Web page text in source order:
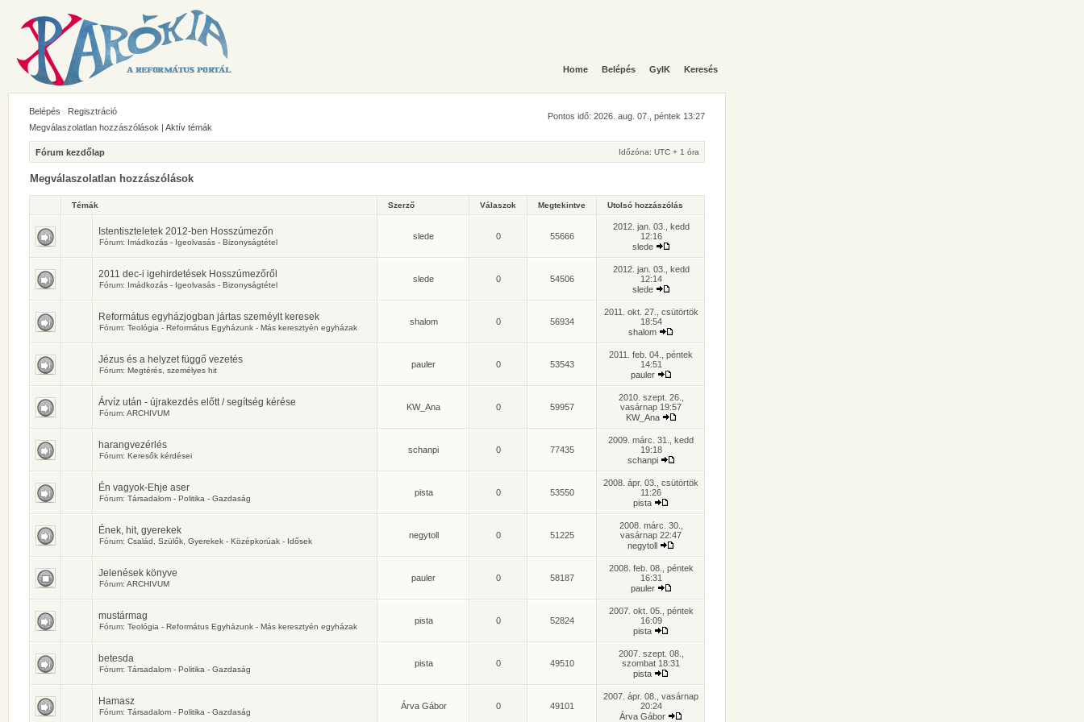
Home Belépés GyIK Keresés
Belépés Regisztráció
Pontos idő: 2026. aug. 07., péntek 13:27
Megválaszolatlan hozzászólások | Aktív témák
Fórum kezdőlap Időzóna: UTC + 1 óra
Megválaszolatlan hozzászólások
Témák Szerző Válaszok Megtekintve Utolsó hozzászólás
Istentiszteletek 2012-ben Hosszúmezőn
Fórum: Imádkozás - Igeolvasás - Bizonyságtétel
slede 0 55666
2012. jan. 03., kedd
12:16
slede
2011 dec-i igehirdetések Hosszúmezőről
Fórum: Imádkozás - Igeolvasás - Bizonyságtétel
slede 0 54506
2012. jan. 03., kedd
12:14
slede
Református egyházjogban jártas szeméylt keresek
Fórum: Teológia - Református Egyházunk - Más keresztyén egyházak
shalom 0 56934
2011. okt. 27., csütörtök
18:54
shalom
Jézus és a helyzet függő vezetés
Fórum: Megtérés, személyes hit
pauler 0 53543
2011. feb. 04., péntek
14:51
pauler
Árvíz után - újrakezdés előtt / segítség kérése
Fórum: ARCHIVUM
KW_Ana 0 59957
2010. szept. 26.,
vasárnap 19:57
KW_Ana
harangvezérlés
Fórum: Keresők kérdései
schanpi 0 77435
2009. márc. 31., kedd
19:18
schanpi
Én vagyok-Ehje aser
Fórum: Társadalom - Politika - Gazdaság
pista 0 53550
2008. ápr. 03., csütörtök
11:26
pista
Ének, hit, gyerekek
Fórum: Család, Szülők, Gyerekek - Középkorúak - Idősek
negytoll 0 51225
2008. márc. 30.,
vasárnap 22:47
negytoll
Jelenések könyve
Fórum: ARCHIVUM
pauler 0 58187
2008. feb. 08., péntek
16:31
pauler
mustármag
Fórum: Teológia - Református Egyházunk - Más keresztyén egyházak
pista 0 52824
2007. okt. 05., péntek
16:09
pista
betesda
Fórum: Társadalom - Politika - Gazdaság
pista 0 49510
2007. szept. 08.,
szombat 18:31
pista
Hamasz
Fórum: Társadalom - Politika - Gazdaság
Árva Gábor 0 49101
2007. ápr. 08., vasárnap
20:24
Árva Gábor